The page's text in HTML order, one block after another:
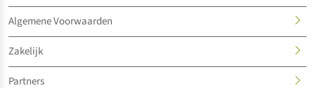
Algemene Voorwaarden
Zakelijk
Partners